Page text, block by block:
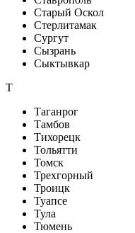
Старый Оскол
Стерлитамак
Сургут
Сызрань
Сыктывкар
Т
Таганрог
Тамбов
Тихорецк
Тольятти
Томск
Трехгорный
Троицк
Туапсе
Тула
Тюмень